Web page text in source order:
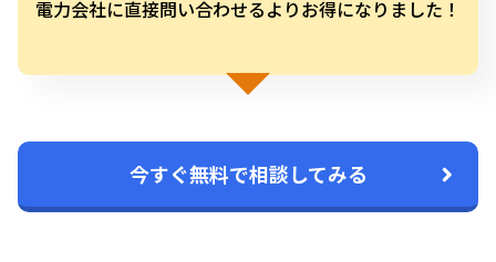
電力会社に直接問い合わせるよりお得になりました！
今すぐ無料で相談してみる